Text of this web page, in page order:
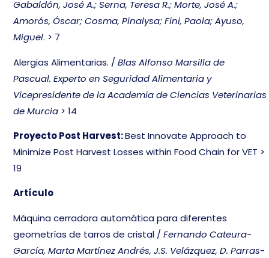
Gabaldón, José A.; Serna, Teresa R.; Morte, José A.;
Amorós, Óscar; Cosma, Pinalysa; Fini, Paola; Ayuso,
Miguel. > 7
Alergias Alimentarias. /Blas Alfonso Marsilla de
Pascual. Experto en Seguridad Alimentaria y
Vicepresidente de la Academia de Ciencias Veterinarias
de Murcia > 14
Proyecto Post Harvest:Best Innovate Approach to
Minimize Post Harvest Losses within Food Chain for VET >
19
Artículo
Máquina cerradora automática para diferentes
geometrías de tarros de cristal /Fernando Cateura-
García, Marta Martínez Andrés, J.S. Velázquez, D. Parras-